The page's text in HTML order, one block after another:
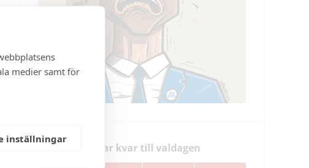
medier samt för
inställningar
Dagar kvar till valdagen